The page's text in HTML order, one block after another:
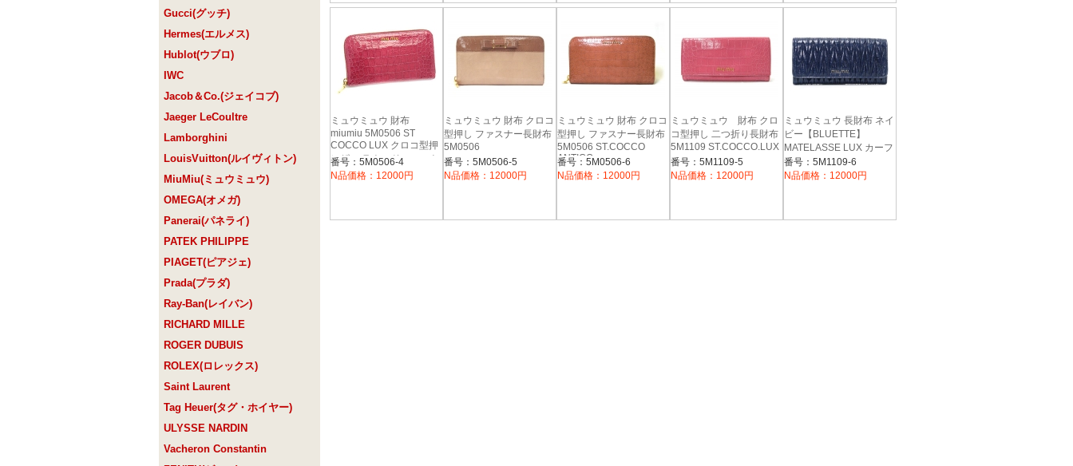
Gucci(グッチ)
Hermes(エルメス)
Hublot(ウブロ)
IWC
Jacob＆Co.(ジェイコブ)
Jaeger LeCoultre
Lamborghini
LouisVuitton(ルイヴィトン)
MiuMiu(ミュウミュウ)
OMEGA(オメガ)
Panerai(パネライ)
PATEK PHILIPPE
PIAGET(ピアジェ)
Prada(プラダ)
Ray-Ban(レイバン)
RICHARD MILLE
ROGER DUBUIS
ROLEX(ロレックス)
Saint Laurent
Tag Heuer(タグ・ホイヤー)
ULYSSE NARDIN
Vacheron Constantin
ミュウミュウ 財布
miumiu 5M0506 ST
COCCO LUX クロコ型押
レザー ラウンドファスナ
ー長財布 AZALEA
番号：5M0506-4
N品価格：12000円
ミュウミュウ 財布 クロコ
型押し ファスナー長財布
5M0506
番号：5M0506-5
N品価格：12000円
ミュウミュウ 財布 クロコ
型押し ファスナー長財布
5M0506 ST.COCCO
ANTICO
番号：5M0506-6
N品価格：12000円
ミュウミュウ 財布 クロ
コ型押し 二つ折り長財布
5M1109 ST.COCCO.LUX
番号：5M1109-5
N品価格：12000円
ミュウミュウ 長財布 ネイ
ビー【BLUETTE】
MATELASSE LUX カーフ
レザー 5M1109 QI9 016
番号：5M1109-6
N品価格：12000円